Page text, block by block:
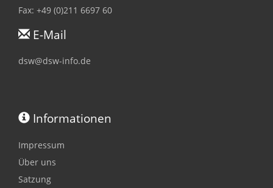
Fax: +49 (0)211 6697 60
E-Mail
dsw@dsw-info.de
Informationen
Impressum
Über uns
Satzung